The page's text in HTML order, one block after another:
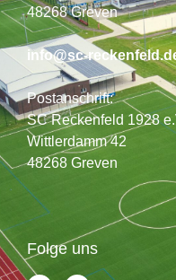
48268 Greven
info@sc-
Postanschrift:
SC Reckenfeld 1928
Wittlerdamm 42
48268 Greven
Folge uns